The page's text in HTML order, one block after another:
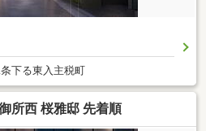
下る東入主税町
所西 桜雅邸 先着順